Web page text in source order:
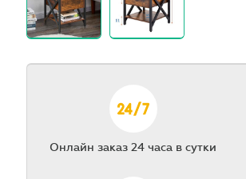
Онлайн заказ 24 часа в сутки